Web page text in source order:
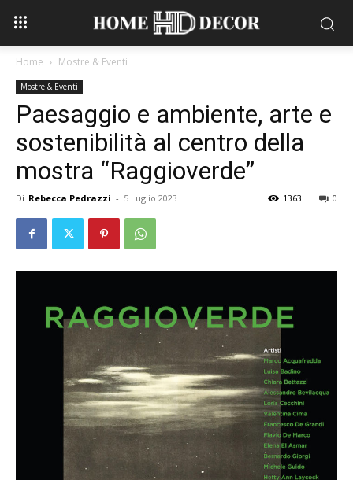
Home Mostre & Eventi
Mostre & Eventi
Paesaggio e ambiente, arte e
sostenibilità al centro della
mostra “Raggioverde”
Di Rebecca Pedrazzi - 5 Luglio 2023 0
1363